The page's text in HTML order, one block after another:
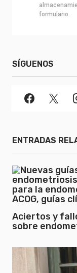
formulario.
SÍGUENOS
ENTRADAS
Aciertos y
sobre